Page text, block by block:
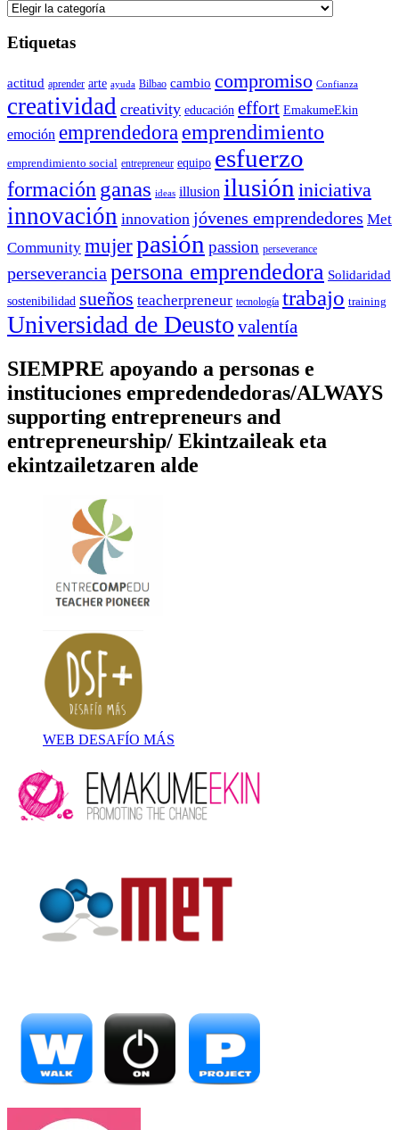
Etiquetas
actitud aprender arte ayuda Bilbao cambio compromiso Confianza
creatividad creativity educación effort EmakumeEkin
emoción emprendedora emprendimiento
emprendimiento social entrepreneur equipo esfuerzo
formación ganas ideas illusion ilusión iniciativa
innovación innovation jóvenes emprendedores Met
Community mujerpasión passion perseverance
perseverancia persona emprendedora Solidaridad
sostenibilidad sueños teacherpreneur tecnología trabajo training
Universidad de Deusto valentía
SIEMPRE apoyando a personas e
instituciones empredendedoras/ALWAYS
supporting entrepreneurs and
entrepreneurship/ Ekintzaileak eta
ekintzailetzaren alde
WEB DESAFÍO MÁS